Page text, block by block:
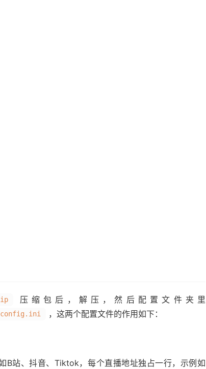
压缩包后，解压，然后配置文件夹里
，这两个配置文件的作用如下：
B站、抖音、Tiktok，每个直播地址独占一行，示例如